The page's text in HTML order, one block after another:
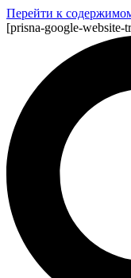
Перейти к
[prisna-google-website-